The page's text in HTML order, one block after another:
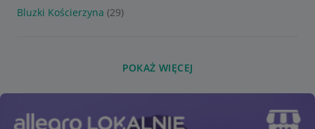
Bluzki Kościerzyna (29)
POKAŻ WIĘCEJ